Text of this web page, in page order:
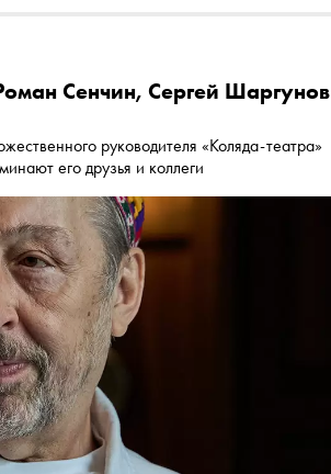
Сенчин, Сергей Шаргунов
руководителя «Коляда-театра»
его друзья и коллеги